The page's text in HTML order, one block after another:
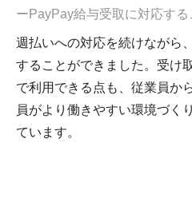
ーPayPay給与受取に対応す
週払いへの対応を続けながら
することができました。受け
で利用できる点も、従業員か
員がより働きやすい環境づく
ています。